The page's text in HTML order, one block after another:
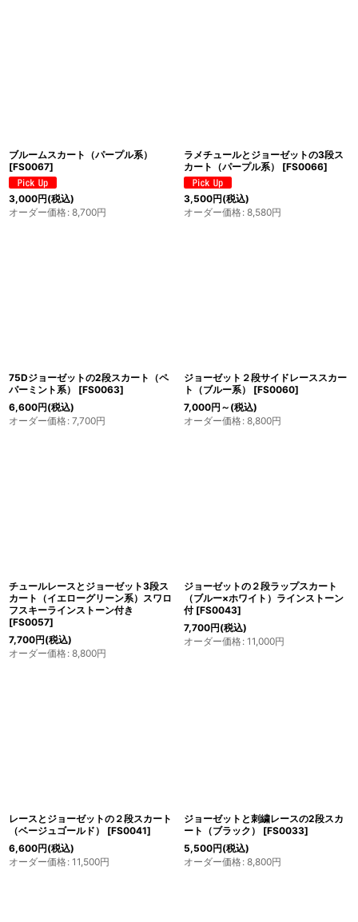
ブルームスカート（パープル系）
[FS0067]
3,000円(税込)
オーダー価格: 8,700円
ラメチュールとジョーゼットの3段ス
カート（パープル系）
[FS0066]
3,500円(税込)
オーダー価格: 8,580円
75Dジョーゼットの2段スカート（ペ
パーミント系）
[FS0063]
6,600円(税込)
オーダー価格: 7,700円
ジョーゼット２段サイドレーススカー
ト（ブルー系）
[FS0060]
7,000円 ～ (税込)
オーダー価格: 8,800円
チュールレースとジョーゼット3段ス
カート（イエローグリーン系）スワロ
フスキーラインストーン付き
[FS0057]
7,700円(税込)
オーダー価格: 8,800円
ジョーゼットの２段ラップスカート
（ブルー×ホワイト）ラインストーン
付 [FS0043]
7,700円(税込)
オーダー価格: 11,000円
レースとジョーゼットの２段スカート
（ベージュゴールド）
[FS0041]
6,600円(税込)
オーダー価格: 11,500円
ジョーゼットと刺繍レースの2段スカ
ート（ブラック）
[FS0033]
5,500円(税込)
オーダー価格: 8,800円